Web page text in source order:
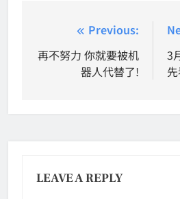
navigation
Previous:
再不努力 你就要被机
器人代替了!
3
先
LEAVE A REPLY